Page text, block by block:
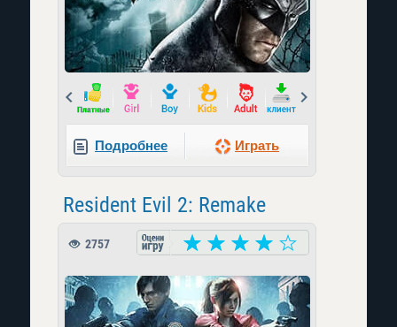
Prev
Подробнее Играть
Resident Evil 2: Remake
2757